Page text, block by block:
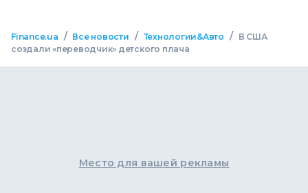
Finance.ua / Все новости / Технологии&Авто /
В США
создали «переводчик» детского плача
Место для вашей рекламы